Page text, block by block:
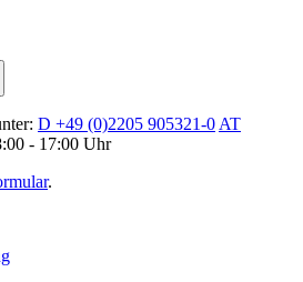
D +49 (0)2205 905321-0 AT
- 17:00 Uhr
.